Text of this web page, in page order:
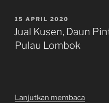
DIPOSKAN
PADA
15 APRIL 2020
Jual Kusen, Daun
Pulau Lombok
Lanjutkan membaca“Jual